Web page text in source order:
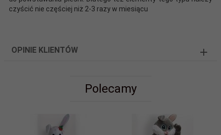
czyścić nie częściej niż 2-3 razy w miesiącu
OPINIE KLIENTÓW
Polecamy